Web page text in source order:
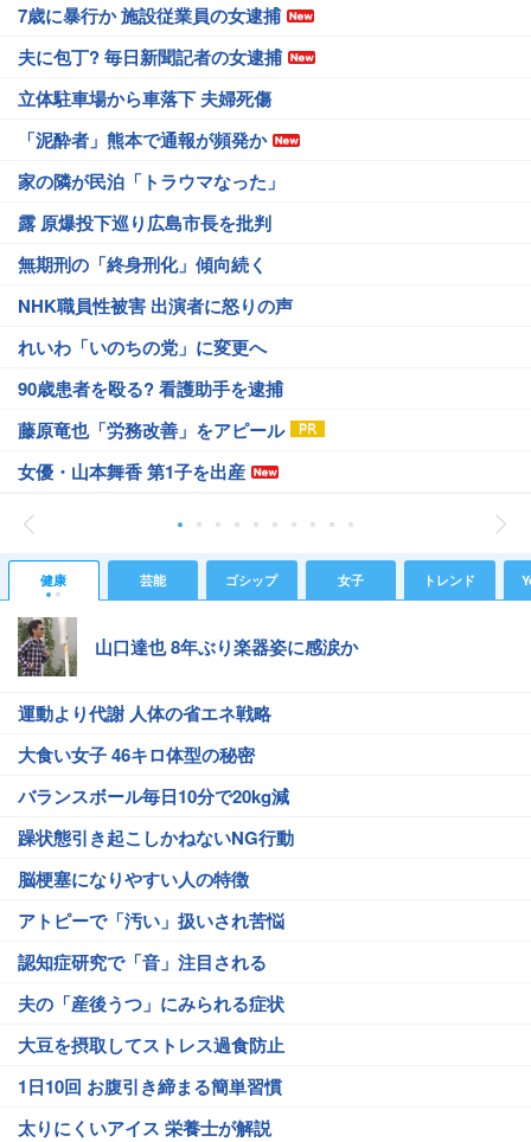
7歳に暴行か 施設従業員の女逮捕
夫に包丁? 毎日新聞記者の女逮捕
立体駐車場から車落下 夫婦死傷
「泥酔者」熊本で通報が頻発か
家の隣が民泊「トラウマなった」
露 原爆投下巡り広島市長を批判
無期刑の「終身刑化」傾向続く
NHK職員性被害 出演者に怒りの声
れいわ「いのちの党」に変更へ
90歳患者を殴る? 看護助手を逮捕
藤原竜也「労務改善」をアピール
女優・山本舞香 第1子を出産
健康 芸能 ゴシップ 女子 トレンド
山口達也 8年ぶり楽器姿に感涙か
運動より代謝 人体の省エネ戦略
大食い女子 46キロ体型の秘密
バランスボール毎日10分で20kg減
躁状態引き起こしかねないNG行動
脳梗塞になりやすい人の特徴
アトピーで「汚い」扱いされ苦悩
認知症研究で「音」注目される
夫の「産後うつ」にみられる症状
大豆を摂取してストレス過食防止
1日10回 お腹引き締まる簡単習慣
太りにくいアイス 栄養士が解説